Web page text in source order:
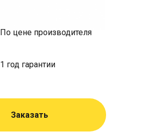
По цене производителя
1 год гарантии
Заказать